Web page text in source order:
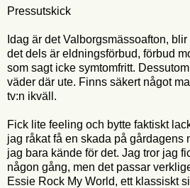
Pressutskick
Idag är det Valborgsmässoafton,
det dels är eldningsförbud, förbud
som sagt icke symtomfritt.
väder där ute. Finns säkert något
tv:n ikväll.
Fick lite feeling och bytte faktiskt
jag råkat få en skada på gårdagens
jag bara kände för det. Jag tror jag
någon gång, men det passar
Essie Rock My World, ett klassiskt